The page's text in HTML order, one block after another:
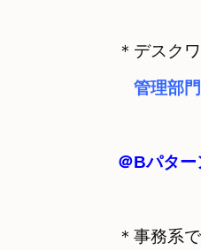
＊デスク
管理部
＠Bパター
＊事務系